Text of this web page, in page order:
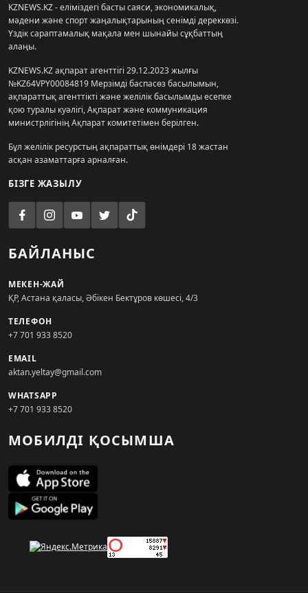
KZNEWS.KZ - еліміздегі басты саяси, экономикалық,
мәдени және спорт жаңалықтарының сенімді дереккөзі.
Үздік сараптамалық мақала мен шынайы сұқбаттың
алаңы.
KZNEWS.KZ ақпарат агенттігі 29.12.2023 жылғы
№KZ64VPY00084819 Мерзімді баспасөз басылымын,
ақпараттық агенттікті және желілік басылымды есепке
қою туралы куәлігі, Ақпарат және коммуникация
министрлігінің Ақпарат комитетімен берілген.
Бұл желілік ресурстың ақпараттық өнімдері 18 жастан
асқан азаматтарға арналған.
БІЗГЕ ЖАЗЫЛУ
БАЙЛАНЫС
МЕКЕН-ЖАЙ
ҚР, Астана қаласы, Әбікен Бектұров көшесі, 4/3
ТЕЛЕФОН
+7 701 933 8520
EMAIL
aktan.yeltay@gmail.com
WHATSAPP
+7 701 933 8520
МОБИЛДІ ҚОСЫМША